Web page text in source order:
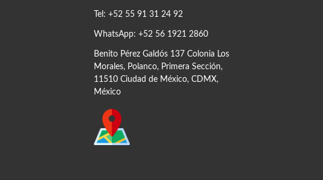
Tel: +52 55 91 31 24 92
WhatsApp: +52 56 1921 2860
Benito Pérez Galdós 137 Colonia Los
Morales, Polanco, Primera Sección,
11510 Ciudad de México, CDMX,
México